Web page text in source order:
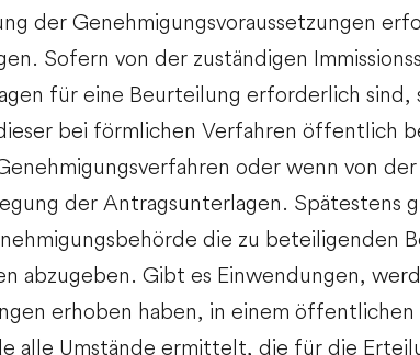
der Genehmigungsvoraussetzungen
Sofern von der zuständigen
für eine Beurteilung erforderlich sind,
bei förmlichen Verfahren öffentlich
oder wenn von
der Antragsunterlagen. Spätestens
die zu beteiligenden
abzugeben. Gibt es Einwendungen,
erhoben haben, in einem
alle Umstände ermittelt, die für die